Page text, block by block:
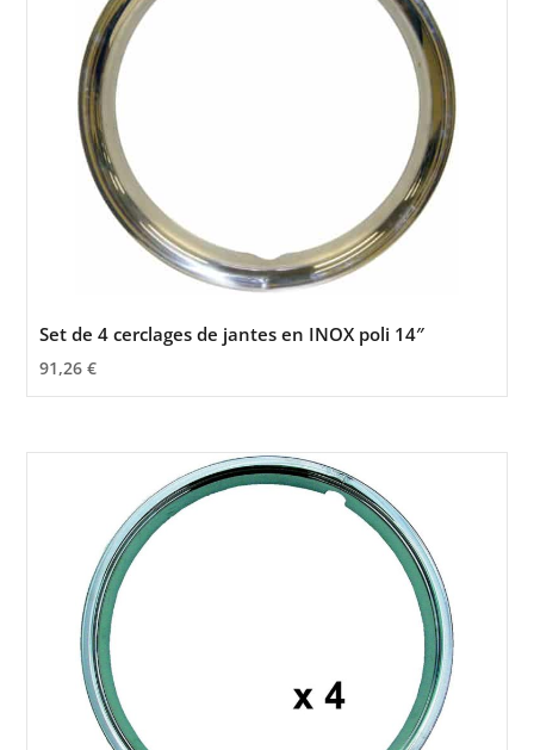
Set de 4 cerclages de jantes en INOX poli 14″
91,26€